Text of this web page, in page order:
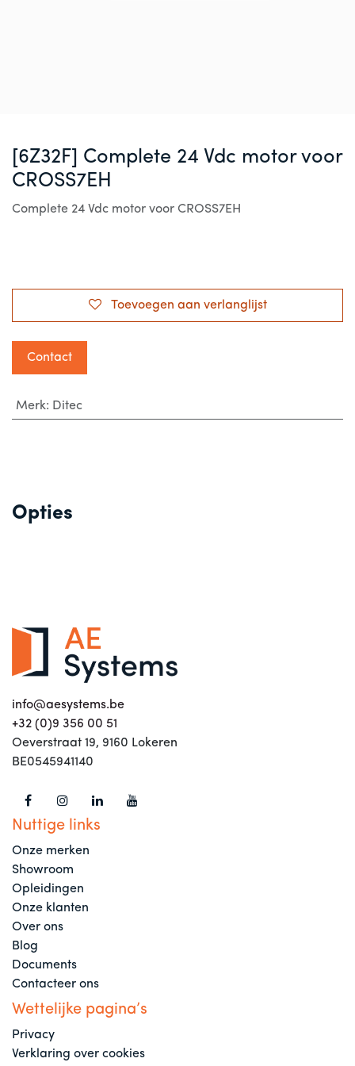
[6Z32F] Complete 24 Vdc motor voor
CROSS7EH
Complete 24 Vdc motor voor CROSS7EH
Toevoegen aan verlanglijst
Contact
Merk: Ditec
Opties
info@aesystems.be
+32 (0)9 356 00 51
Oeverstraat 19, 9160 Lokeren
BE0545941140
Nuttige links
Onze merken
Showroom
Opleidingen
Onze klanten
Over ons
Blog
Documents
Contacteer ons
Wettelijke pagina’s
Privacy
Verklaring over cookies